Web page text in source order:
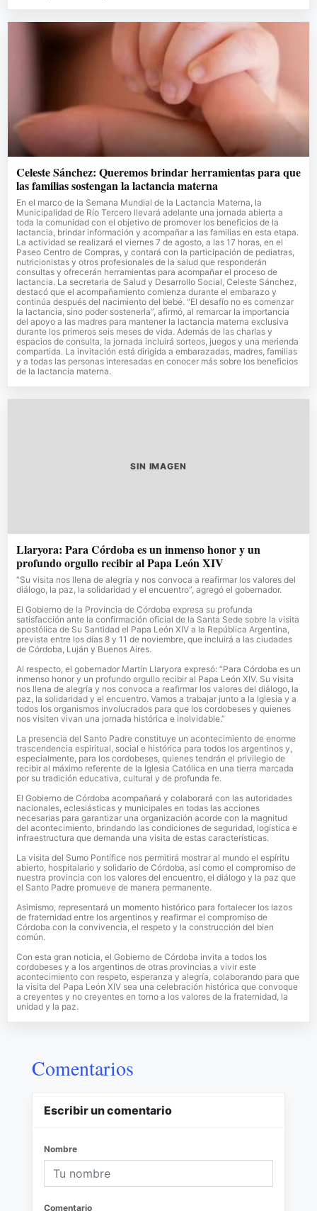
Celeste Sánchez: Queremos brindar herramientas para que
las familias sostengan la lactancia materna
En el marco de la Semana Mundial de la Lactancia Materna, la
Municipalidad de Río Tercero llevará adelante una jornada abierta a
toda la comunidad con el objetivo de promover los beneficios de la
lactancia, brindar información y acompañar a las familias en esta etapa.
La actividad se realizará el viernes 7 de agosto, a las 17 horas, en el
Paseo Centro de Compras, y contará con la participación de pediatras,
nutricionistas y otros profesionales de la salud que responderán
consultas y ofrecerán herramientas para acompañar el proceso de
lactancia. La secretaria de Salud y Desarrollo Social, Celeste Sánchez,
destacó que el acompañamiento comienza durante el embarazo y
continúa después del nacimiento del bebé. “El desafío no es comenzar
la lactancia, sino poder sostenerla”, afirmó, al remarcar la importancia
del apoyo a las madres para mantener la lactancia materna exclusiva
durante los primeros seis meses de vida. Además de las charlas y
espacios de consulta, la jornada incluirá sorteos, juegos y una merienda
compartida. La invitación está dirigida a embarazadas, madres, familias
y a todas las personas interesadas en conocer más sobre los beneficios
de la lactancia materna.
SIN IMAGEN
Llaryora: Para Córdoba es un inmenso honor y un
profundo orgullo recibir al Papa León XIV
“Su visita nos llena de alegría y nos convoca a reafirmar los valores del
diálogo, la paz, la solidaridad y el encuentro”, agregó el gobernador.
El Gobierno de la Provincia de Córdoba expresa su profunda
satisfacción ante la confirmación oficial de la Santa Sede sobre la visita
apostólica de Su Santidad el Papa León XIV a la República Argentina,
prevista entre los días 8 y 11 de noviembre, que incluirá a las ciudades
de Córdoba, Luján y Buenos Aires.
Al respecto, el gobernador Martín Llaryora expresó: “Para Córdoba es un
inmenso honor y un profundo orgullo recibir al Papa León XIV. Su visita
nos llena de alegría y nos convoca a reafirmar los valores del diálogo, la
paz, la solidaridad y el encuentro. Vamos a trabajar junto a la Iglesia y a
todos los organismos involucrados para que los cordobeses y quienes
nos visiten vivan una jornada histórica e inolvidable.”
La presencia del Santo Padre constituye un acontecimiento de enorme
trascendencia espiritual, social e histórica para todos los argentinos y,
especialmente, para los cordobeses, quienes tendrán el privilegio de
recibir al máximo referente de la Iglesia Católica en una tierra marcada
por su tradición educativa, cultural y de profunda fe.
El Gobierno de Córdoba acompañará y colaborará con las autoridades
nacionales, eclesiásticas y municipales en todas las acciones
necesarias para garantizar una organización acorde con la magnitud
del acontecimiento, brindando las condiciones de seguridad, logística e
infraestructura que demanda una visita de estas características.
La visita del Sumo Pontífice nos permitirá mostrar al mundo el espíritu
abierto, hospitalario y solidario de Córdoba, así como el compromiso de
nuestra provincia con los valores del encuentro, el diálogo y la paz que
el Santo Padre promueve de manera permanente.
Asimismo, representará un momento histórico para fortalecer los lazos
de fraternidad entre los argentinos y reafirmar el compromiso de
Córdoba con la convivencia, el respeto y la construcción del bien
común.
Con esta gran noticia, el Gobierno de Córdoba invita a todos los
cordobeses y a los argentinos de otras provincias a vivir este
acontecimiento con respeto, esperanza y alegría, colaborando para que
la visita del Papa León XIV sea una celebración histórica que convoque
a creyentes y no creyentes en torno a los valores de la fraternidad, la
unidad y la paz.
Comentarios
Escribir un comentario
Nombre
Comentario